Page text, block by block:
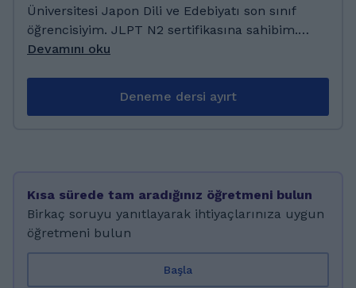
Üniversitesi Japon Dili ve Edebiyatı son sınıf
öğrencisiyim. JLPT N2 sertifikasına sahibim.
Şu anda Japonya'da Osaka şehrinde
gideceğim. Japonca öğretmeyi ve Japon
seviyorum. 2021 yılında Sivil Havacılık
Lisesinden mezun olup Ankara Üniversitesi,
Japon Dili ve Edebiyatı bölümünü kazandım. 2
yıl boyunca Japon Kültürü Öğrenci Topluluğu
başkanlığı yaptım. Başkanlığım boyunca
Devamını oku
Deneme dersi ayırt
Kısa sürede tam aradığınız öğretmeni bulun
Birkaç soruyu yanıtlayarak ihtiyaçlarınıza uygun
öğretmeni bulun
Başla